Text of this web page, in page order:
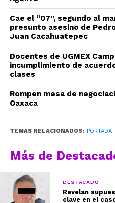
Cae el “07”, segundo al
presunto asesino de
Juan Cacahuatepec
Docentes de UGMEX
incumplimiento de
clases
Rompen mesa de
Oaxaca
TEMAS RELACIONADOS: PORTADA
Más de
DESTACADO
Revelan
clave en el